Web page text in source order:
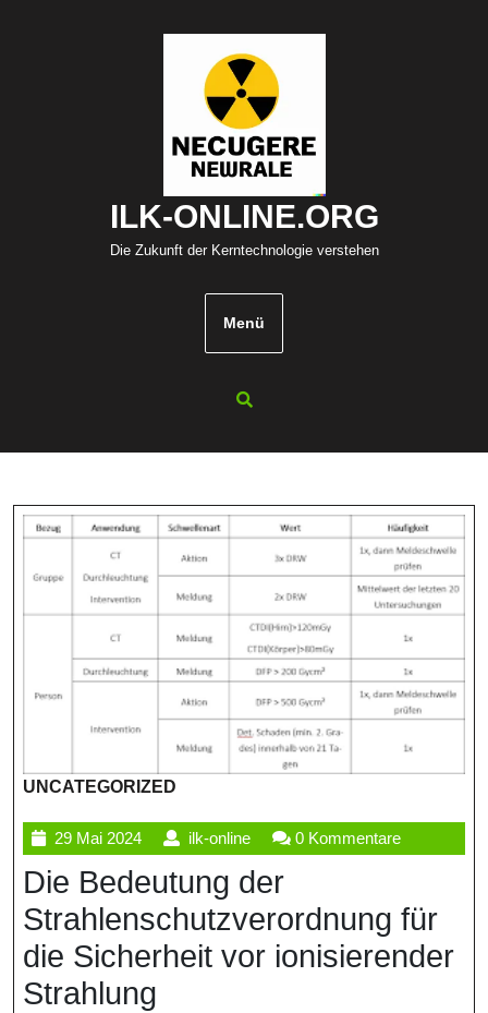
ILK-ONLINE.ORG
Die Zukunft der Kerntechnologie verstehen
Menü
UNCATEGORIZED
29 Mai 202429
Mai
2024
ilk-onlineilk-
online
0 Kommentare
Die Bedeutung der
Strahlenschutzverordnung für
die Sicherheit vor ionisierender
Strahlung